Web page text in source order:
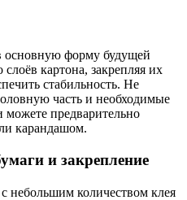
основную форму будущей
картона, закрепляя их
стабильность. Не
часть и необходимые
предварительно
карандашом.
и закрепление
небольшим количеством клея